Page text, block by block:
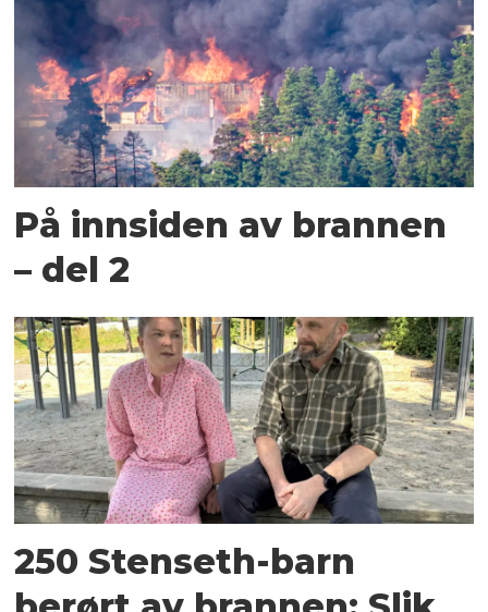
På innsiden av brannen
– del 2
250 Stenseth-barn